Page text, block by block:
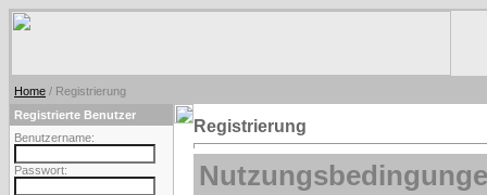
Home / Registrierung
Registrierte Benutzer
Benutzername:
Passwort:
Registrierung